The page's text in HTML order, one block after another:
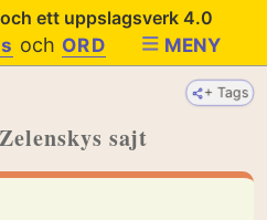
ett uppslagsverk 4.0
och ORD MENY
+ Tags
sajt